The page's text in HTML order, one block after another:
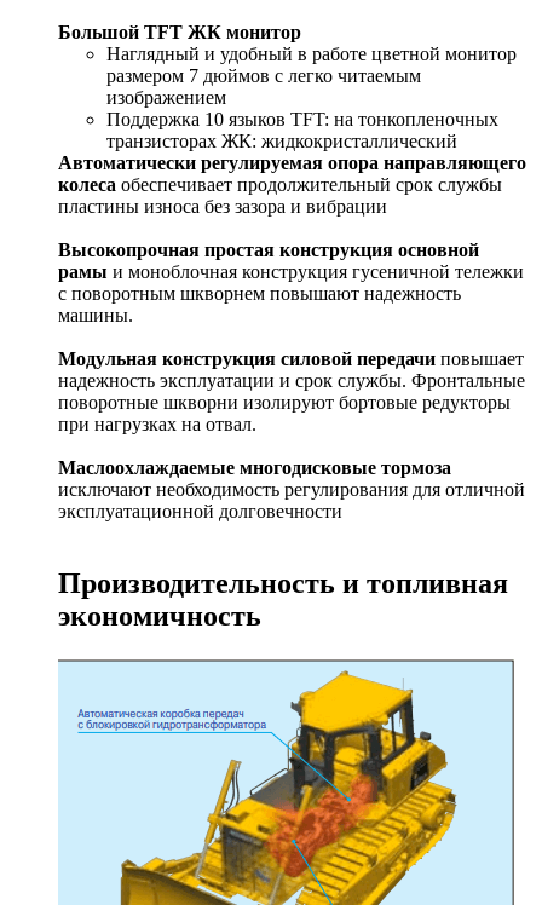
Большой TFT ЖК монитор
Наглядный и удобный в работе цветной монитор
размером 7 дюймов с легко читаемым
изображением
Поддержка 10 языков TFT: на тонкопленочных
транзисторах ЖК: жидкокристаллический
Автоматически регулируемая опора направляющего
колеса обеспечивает продолжительный срок службы
пластины износа без зазора и вибрации
Высокопрочная простая конструкция основной
рамы и моноблочная конструкция гусеничной тележки
с поворотным шкворнем повышают надежность
машины.
Модульная конструкция силовой передачи повышает
надежность эксплуатации и срок службы. Фронтальные
поворотные шкворни изолируют бортовые редукторы
при нагрузках на отвал.
Маслоохлаждаемые многодисковые тормоза
исключают необходимость регулирования для отличной
эксплуатационной долговечности
Производительность и топливная
экономичность